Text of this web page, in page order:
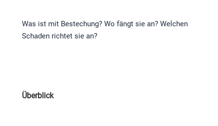
Was ist mit Bestechung? Wo fängt sie an? Welchen
Schaden richtet sie an?
Überblick